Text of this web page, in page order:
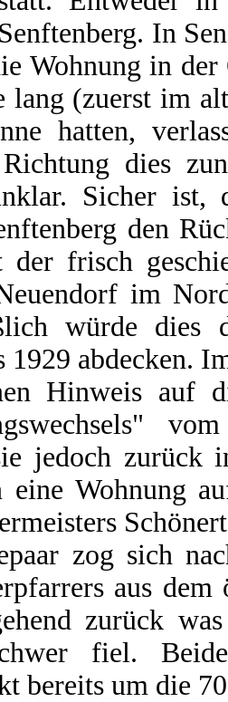
In
Wohnung in der
lang (zuerst im
hatten,
dies
Sicher ist,
den
frisch
im
würde dies
1929 abdecken.
Hinweis auf
jedoch zurück
eine Wohnung
zog sich
aus
zurück
fiel.
bereits um die